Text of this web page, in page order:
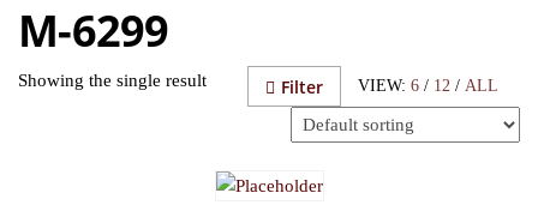
M-6299
VIEW: 6 / 12 / ALL
Filter
Showing the single result